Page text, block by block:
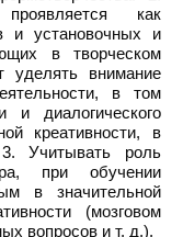
проявляется как
и установочных и
в творческом
уделять внимание
в том
диалогического
креативности, в
3. Учитывать роль
при обучении
в значительной
(мозговом
вопросов и т. д.).